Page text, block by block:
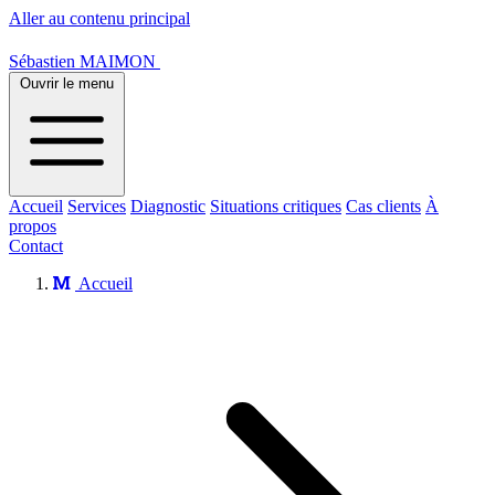
Aller au contenu principal
Sébastien MAIMON
Ouvrir le menu
Accueil Services Diagnostic Situations critiques Cas clients À
propos
Contact
Accueil